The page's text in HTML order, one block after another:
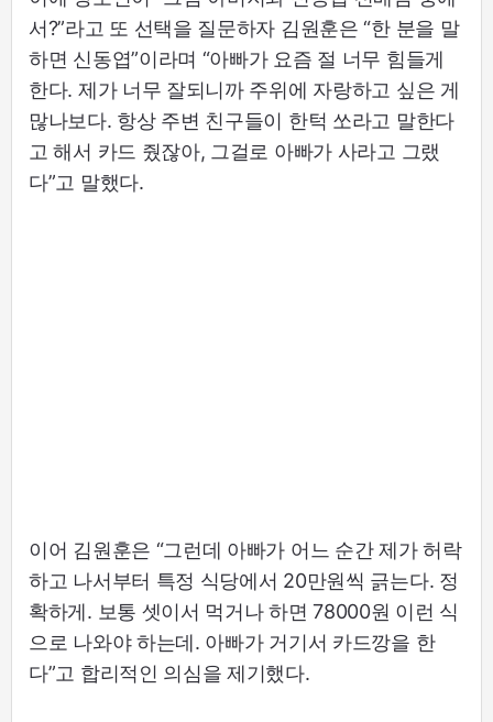
서?”라고 또 선택을 질문하자 김원훈은 “한 분을 말
하면 신동엽”이라며 “아빠가 요즘 절 너무 힘들게
한다. 제가 너무 잘되니까 주위에 자랑하고 싶은 게
많나보다. 항상 주변 친구들이 한턱 쏘라고 말한다
고 해서 카드 줬잖아, 그걸로 아빠가 사라고 그랬
다”고 말했다.
이어 김원훈은 “그런데 아빠가 어느 순간 제가 허락
하고 나서부터 특정 식당에서 20만원씩 긁는다. 정
확하게. 보통 셋이서 먹거나 하면 78000원 이런 식
으로 나와야 하는데. 아빠가 거기서 카드깡을 한
다”고 합리적인 의심을 제기했다.